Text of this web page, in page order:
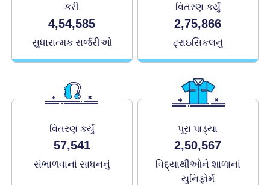
કરી
4,54,585
સુધારાત્મક સર્જરીઓ
વિતરણ કર્યું
2,75,866
ટ્રાઇસિકલનું
વિતરણ કર્યું
57,541
સંભાળવાનાં સાધનનું
પૂરા પાડ્યા
2,50,567
વિદ્યાર્થીઓને શાળાનાં
યુનિફોર્મ